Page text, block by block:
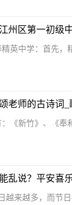
州区第一初级
英中学：首先，
老师的古诗词
《新竹》、《奉
乱说？平安喜
越来越多，而节